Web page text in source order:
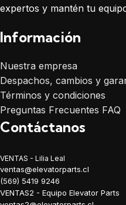
expertos y mantén tu
Información
Nuestra empresa
Despachos, cambios y
Términos y condiciones
Preguntas Frecuentes FAQ
Contáctanos
VENTAS - Lilia Leal
ventas@elevatorparts.cl
(569) 5419 9246
VENTAS2 - Equipo Elevator Parts